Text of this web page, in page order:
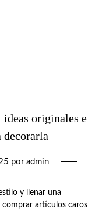
ideas originales e
decorarla
por admin
y llenar una
comprar artículos caros